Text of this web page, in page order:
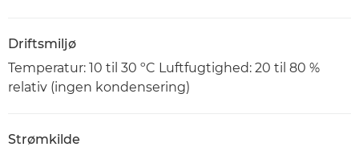
Driftsmiljø
Temperatur: 10 til 30 ºC Luftfugtighed: 20 til 80 %
relativ (ingen kondensering)
Strømkilde